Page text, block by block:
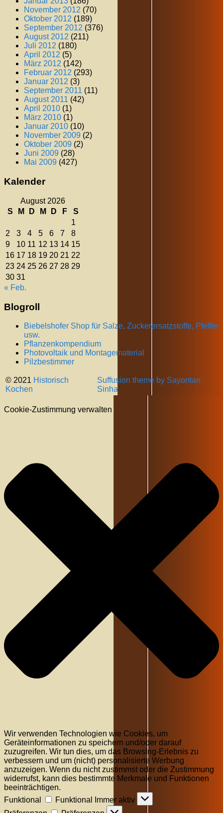
November 2012 (70)
Oktober 2012 (189)
September 2012 (376)
August 2012 (211)
Juli 2012 (180)
April 2012 (5)
März 2012 (142)
Februar 2012 (293)
Januar 2012 (3)
September 2011 (11)
August 2011 (42)
April 2010 (1)
März 2010 (1)
Januar 2010 (10)
November 2009 (2)
Oktober 2009 (2)
Juni 2009 (28)
Mai 2009 (427)
Kalender
August 2026
S
M D M D F
S
1
2
3 4 5 6 7
8
9
10 11 12 13 14 15
16 17 18 19 20 21 22
23 24 25 26 27 28 29
30 31
« Feb.
Blogroll
Biebelshofer Shop für Salze, Zuckerersatzstoffe, Pfeffer
usw.
Pflanzenkompendium
Photovoltaik und Montagematerial
Pilzbestimmer
© 2021 Historisch
Kochen
Suffusion theme by Sayontan
Sinha
Cookie-Zustimmung verwalten
Wir verwenden Technologien wie Cookies, um
Geräteinformationen zu speichern und/oder darauf
zuzugreifen. Wir tun dies, um das Browsing-Erlebnis zu
verbessern und um (nicht) personalisierte Werbung
anzuzeigen. Wenn du nicht zustimmst oder die Zustimmung
widerrufst, kann dies bestimmte Merkmale und Funktionen
beeinträchtigen.
Funktional
Funktional
Immer aktiv